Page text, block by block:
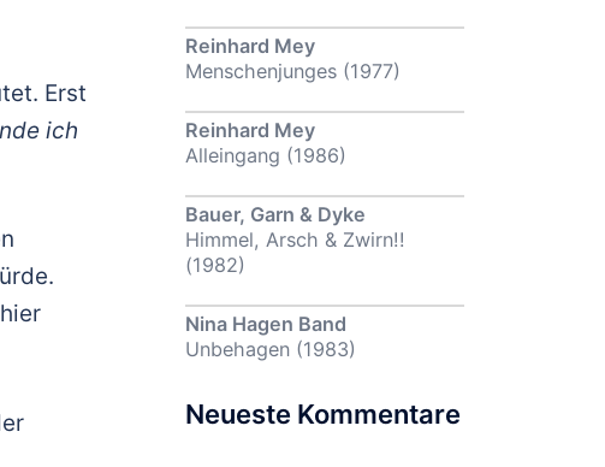
Erst
ich
Reinhard Mey
Menschenjunges (1977)
Reinhard Mey
Alleingang (1986)
Bauer, Garn & Dyke
Himmel, Arsch & Zwirn!!
(1982)
Nina Hagen Band
Unbehagen (1983)
Neueste Kommentare